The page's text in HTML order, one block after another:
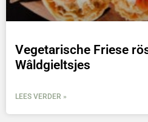
Vegetarische Friese
Wâldgieltsjes
LEES VERDER »